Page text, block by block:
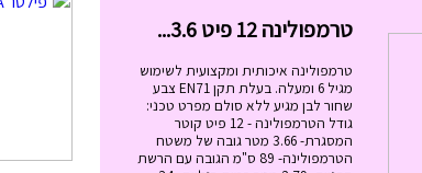
טרמפולינה 12 פיט 3.6...
טרמפולינה איכותית ומקצועית לשימוש
מגיל 6 ומעלה. בעלת תקן EN71 צבע
שחור לבן מגיע ללא סולם מפרט טכני:
גודל הטרמפולינה - 12 פיט קוטר
המסגרת- 3.66 מטר גובה של משטח
הטרמפולינה- 89 ס"מ הגובה עם הרשת